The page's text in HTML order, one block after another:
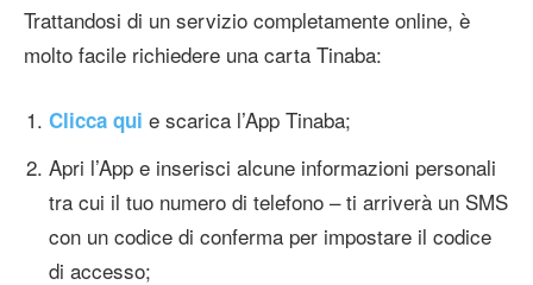
Trattandosi di un servizio completamente online, è
molto facile richiedere una carta Tinaba:
Clicca qui e scarica l’App Tinaba;
Apri l’App e inserisci alcune informazioni personali
tra cui il tuo numero di telefono – ti arriverà un SMS
con un codice di conferma per impostare il codice
di accesso;